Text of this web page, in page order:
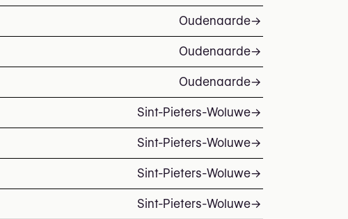
Oudenaarde→
Oudenaarde→
Oudenaarde→
Sint-Pieters-Woluwe→
Sint-Pieters-Woluwe→
Sint-Pieters-Woluwe→
Sint-Pieters-Woluwe→